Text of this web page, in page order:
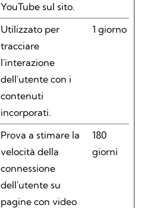
YouTube sul sito.
Utilizzato per
tracciare
l'interazione
dell'utente con i
contenuti
incorporati.
1 giorno
Prova a stimare la
velocità della
connessione
dell'utente su
pagine con video
180
giorni